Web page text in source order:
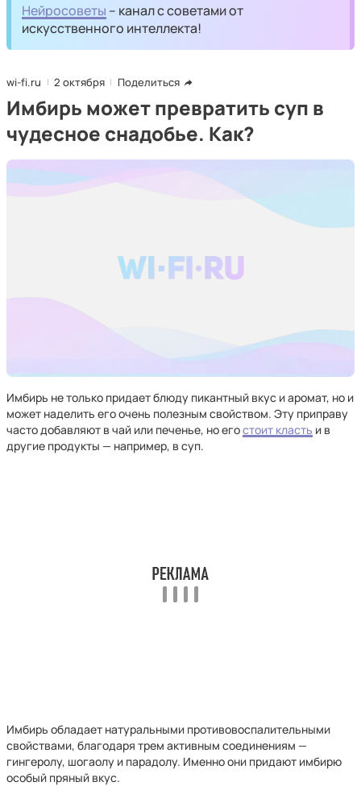
Нейросоветы – канал с советами от
искусственного интеллекта!
wi-fi.ru 2 октября Поделиться
Имбирь может превратить суп в
чудесное снадобье. Как?
Имбирь не только придает блюду пикантный вкус и аромат, но и
может наделить его очень полезным свойством. Эту приправу
часто добавляют в чай или печенье, но егостоит класть и в
другие продукты — например, в суп.
Имбирь обладает натуральными противовоспалительными
свойствами, благодаря трем активным соединениям —
гингеролу, шогаолу и парадолу. Именно они придают имбирю
особый пряный вкус.